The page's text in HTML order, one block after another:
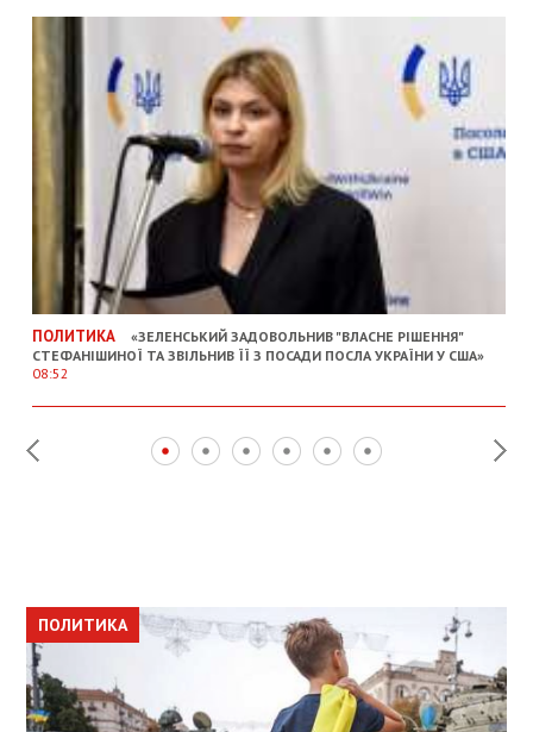
ПОЛИТИКА
«ЗЕЛЕНСЬКИЙ ЗАДОВОЛЬНИВ "ВЛАСНЕ РІШЕННЯ"
СТЕФАНІШИНОЇ ТА ЗВІЛЬНИВ ЇЇ З ПОСАДИ ПОСЛА УКРАЇНИ У США»
08:52
ПОЛИТИКА
ПОЛИТИКА
ОБЩЕСТВО
ПОЛИТИКА
ЭКОНОМИКА